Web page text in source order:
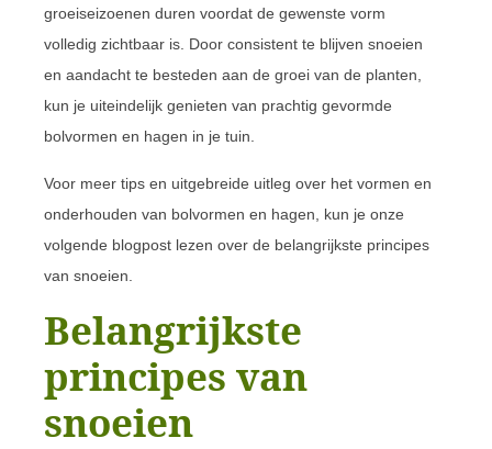
groeiseizoenen duren voordat de gewenste vorm
volledig zichtbaar is. Door consistent te blijven snoeien
en aandacht te besteden aan de groei van de planten,
kun je uiteindelijk genieten van prachtig gevormde
bolvormen en hagen in je tuin.
Voor meer tips en uitgebreide uitleg over het vormen en
onderhouden van bolvormen en hagen, kun je onze
volgende blogpost lezen over de belangrijkste principes
van snoeien.
Belangrijkste
principes van
snoeien